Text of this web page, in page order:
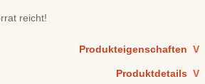
reicht!
Produkteigenschaften V
Produktdetails V